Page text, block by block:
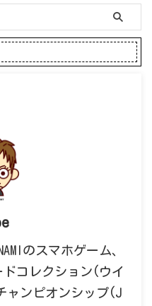
のスマホゲーム、
コレクション(ウイ
ャンピオンシップ(J